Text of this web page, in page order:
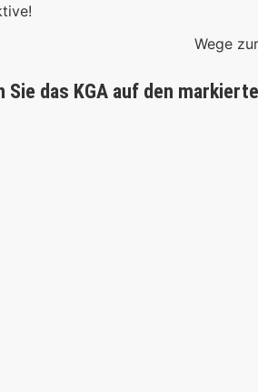
das KGA auf den